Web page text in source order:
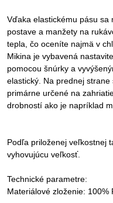
Vďaka elastickému pásu sa
postave a manžety na
tepla, čo oceníte najmä v
Mikina je vybavená
pomocou šnúrky a
elastický. Na prednej strane
primárne určené na
drobností ako je napríklad
Podľa priloženej veľkostnej
vyhovujúcu veľkosť.
Technické parametre:
Materiálové zloženie: 100%